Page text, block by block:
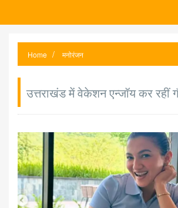
Home मनोरंजन
उत्तराखंड में वेकेशन एन्जॉय कर रहीं